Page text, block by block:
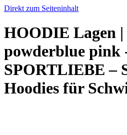
Direkt zum Seiteninhalt
HOODIE Lagen |
powderblue pink
SPORTLIEBE –
Hoodies für